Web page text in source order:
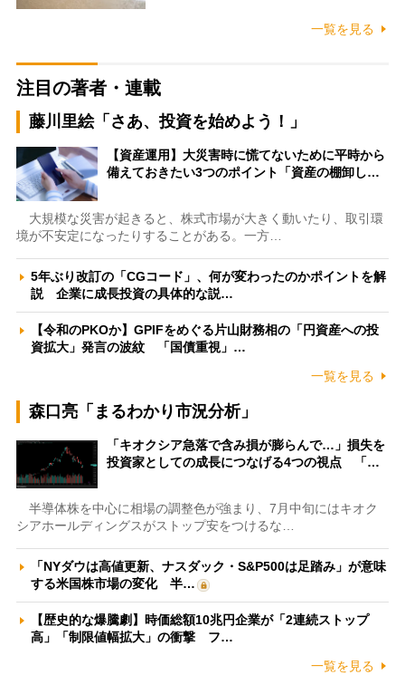
一覧を見る
注目の著者・連載
藤川里絵「さあ、投資を始めよう！」
【資産運用】大災害時に慌てないために平時から
備えておきたい3つのポイント「資産の棚卸し…
大規模な災害が起きると、株式市場が大きく動いたり、取引環
境が不安定になったりすることがある。一方…
5年ぶり改訂の「CGコード」、何が変わったのかポイントを解
説 企業に成長投資の具体的な説…
【令和のPKOか】GPIFをめぐる片山財務相の「円資産への投
資拡大」発言の波紋 「国債重視」…
一覧を見る
森口亮「まるわかり市況分析」
「キオクシア急落で含み損が膨らんで…」損失を
投資家としての成長につなげる4つの視点 「…
半導体株を中心に相場の調整色が強まり、7月中旬にはキオク
シアホールディングスがストップ安をつけるな…
「NYダウは高値更新、ナスダック・S&P500は足踏み」が意味
する米国株市場の変化 半…
【歴史的な爆騰劇】時価総額10兆円企業が「2連続ストップ
高」「制限値幅拡大」の衝撃 フ…
一覧を見る